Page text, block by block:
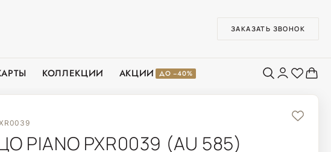
ЗАКАЗАТЬ ЗВОНОК
КОЛЛЕКЦИИ АКЦИИ ДО −40%
PIANO PXR0039 (AU 585)